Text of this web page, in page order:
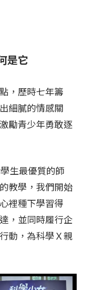
是它
，歷時七年籌
細膩的情感關
勵青少年勇敢逐
生最優質的師
教學，我們開始
裡種下學習得
，並同時履行企
動，為科學Ｘ親